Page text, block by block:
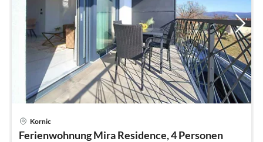
Kornic
Ferienwohnung Mira Residence, 4 Personen